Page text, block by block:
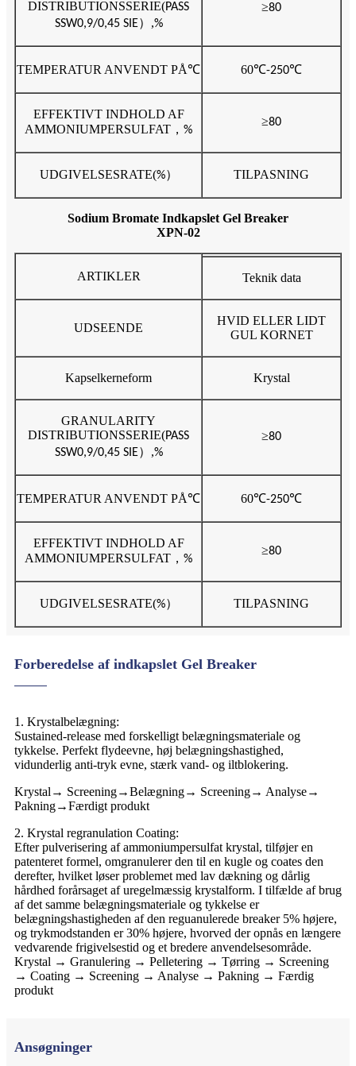
DISTRIBUTIONSSERIE(PASS
SSW0,9/0,45 SIE）,%
≥80
TEMPERATUR ANVENDT PÅ℃ 60℃-250℃
EFFEKTIVT INDHOLD AF
AMMONIUMPERSULFAT ， %
≥80
UDGIVELSESRATE(%） TILPASNING
Sodium Bromate Indkapslet Gel Breaker
XPN-02
ARTIKLER Teknik data
UDSEENDE
HVID ELLER LIDT
GUL KORNET
Kapselkerneform Krystal
GRANULARITY
DISTRIBUTIONSSERIE(PASS
SSW0,9/0,45 SIE）,%
≥80
TEMPERATUR ANVENDT PÅ℃ 60℃-250℃
EFFEKTIVT INDHOLD AF
AMMONIUMPERSULFAT ， %
≥80
UDGIVELSESRATE(%） TILPASNING
Forberedelse af indkapslet Gel Breaker
1. Krystalbelægning:
Sustained-release med forskelligt belægningsmateriale og
tykkelse. Perfekt flydeevne, høj belægningshastighed,
vidunderlig anti-tryk evne, stærk vand- og iltblokering.
Krystal→ Screening→Belægning→ Screening→ Analyse→
Pakning→Færdigt produkt
2. Krystal regranulation Coating:
Efter pulverisering af ammoniumpersulfat krystal, tilføjer en
patenteret formel, omgranulerer den til en kugle og coates den
derefter, hvilket løser problemet med lav dækning og dårlig
hårdhed forårsaget af uregelmæssig krystalform. I tilfælde af brug
af det samme belægningsmateriale og tykkelse er
belægningshastigheden af ​​den reguanulerede breaker 5% højere,
og trykmodstanden er 30% højere, hvorved der opnås en længere
vedvarende frigivelsestid og et bredere anvendelsesområde.
Krystal → Granulering → Pelletering → Tørring → Screening
→ Coating → Screening → Analyse → Pakning → Færdig
produkt
Ansøgninger